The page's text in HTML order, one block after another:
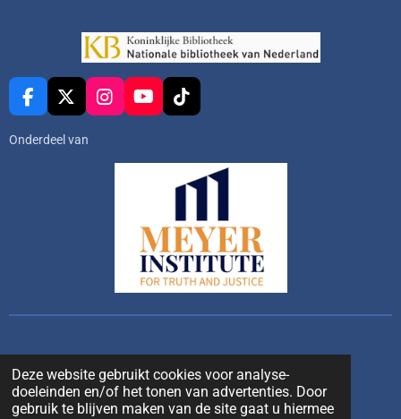
Deze website gebruikt cookies voor analyse-
doeleinden en/of het tonen van advertenties. Door
gebruik te blijven maken van de site gaat u hiermee
F
a
c
X
I
n
Y
o
T
i
k
Onderdeel van